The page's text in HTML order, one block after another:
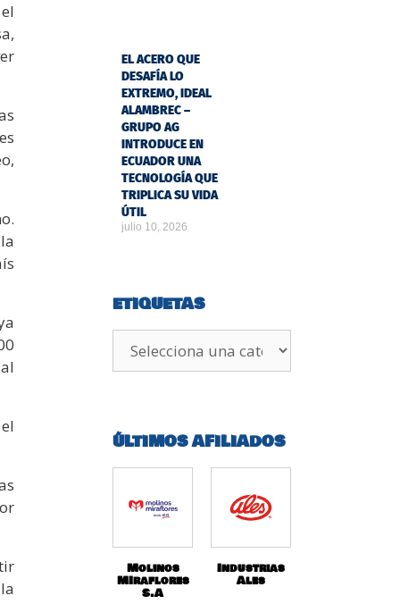
EL ACERO QUE
DESAFÍA LO
EXTREMO, IDEAL
ALAMBREC –
GRUPO AG
INTRODUCE EN
ECUADOR UNA
TECNOLOGÍA QUE
TRIPLICA SU VIDA
ÚTIL
julio 10, 2026
ETIQUETAS
ÚLTIMOS AFILIADOS
Molinos
MIraflores
S.A
Industrias
Ales